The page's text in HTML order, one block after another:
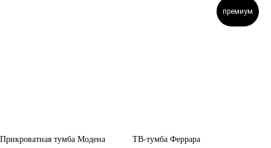
Прикроватная тумба Модена
премиум
ТВ-тумба Феррара